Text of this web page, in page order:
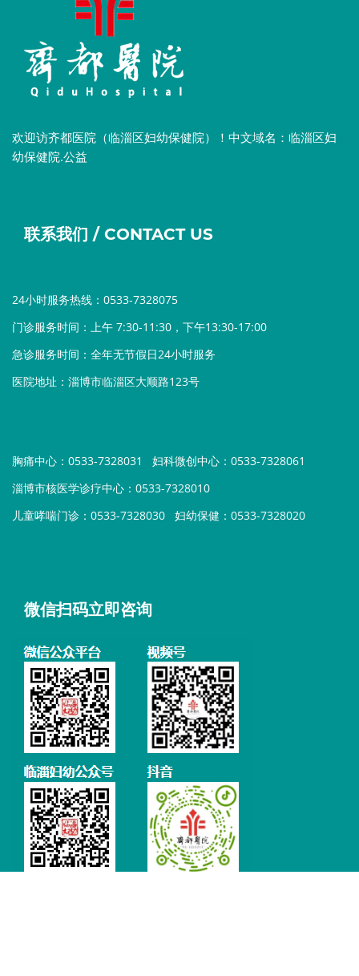
欢迎访齐都医院（临淄区妇幼保健院）！中文域名：临淄区妇
幼保健院.公益
联系我们 / CONTACT US
24小时服务热线：0533-7328075
门诊服务时间：上午 7:30-11:30，下午13:30-17:00
急诊服务时间：全年无节假日24小时服务
医院地址：淄博市临淄区大顺路123号
胸痛中心：0533-7328031
妇科微创中心：0533-7328061
淄博市核医学诊疗中心：0533-7328010
儿童哮喘门诊：0533-7328030
妇幼保健：0533-7328020
微信扫码立即咨询